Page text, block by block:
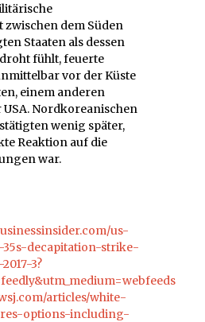
zwischen dem Süden
Staaten als dessen
fühlt, feuerte
vor der Küste
einem anderen
Nordkoreanischen
wenig später,
Reaktion auf die
war.
us-
35s-decapitation-strike-
3?
articles/white-
options-including-